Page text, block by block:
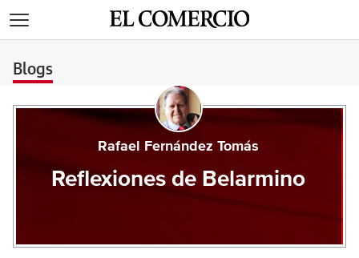
Blogs
Rafael Fernández Tomás
Reflexiones de Belarmino